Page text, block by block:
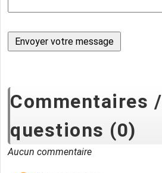
Commentaires /
questions (0)
Aucun commentaire